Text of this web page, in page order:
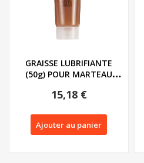
GRAISSE LUBRIFIANTE
(50g) POUR MARTEAU
15,18 €
Ajouter au panier